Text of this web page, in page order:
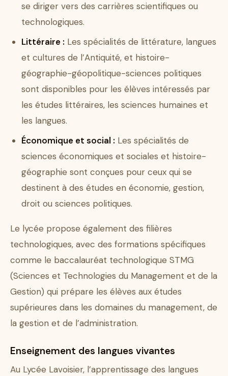
se diriger vers des carrières scientifiques ou
technologiques.
Littéraire : Les spécialités de littérature, langues
et cultures de l’Antiquité, et histoire-
géographie-géopolitique-sciences politiques
sont disponibles pour les élèves intéressés par
les études littéraires, les sciences humaines et
les langues.
Économique et social : Les spécialités de
sciences économiques et sociales et histoire-
géographie sont conçues pour ceux qui se
destinent à des études en économie, gestion,
droit ou sciences politiques.
Le lycée propose également des filières
technologiques, avec des formations spécifiques
comme le baccalauréat technologique STMG
(Sciences et Technologies du Management et de la
Gestion) qui prépare les élèves aux études
supérieures dans les domaines du management, de
la gestion et de l’administration.
Enseignement des langues vivantes
Au Lycée Lavoisier, l’apprentissage des langues